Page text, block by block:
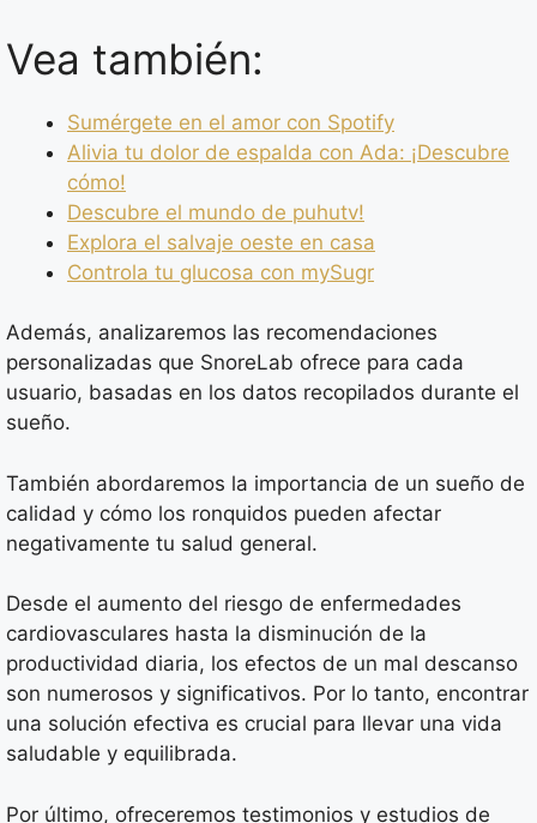
Vea también:
Sumérgete en el amor con Spotify
Alivia tu dolor de espalda con Ada: ¡Descubre
cómo!
Descubre el mundo de puhutv!
Explora el salvaje oeste en casa
Controla tu glucosa con mySugr
Además, analizaremos las recomendaciones
personalizadas que SnoreLab ofrece para cada
usuario, basadas en los datos recopilados durante el
sueño.
También abordaremos la importancia de un sueño de
calidad y cómo los ronquidos pueden afectar
negativamente tu salud general.
Desde el aumento del riesgo de enfermedades
cardiovasculares hasta la disminución de la
productividad diaria, los efectos de un mal descanso
son numerosos y significativos. Por lo tanto, encontrar
una solución efectiva es crucial para llevar una vida
saludable y equilibrada.
Por último, ofreceremos testimonios y estudios de